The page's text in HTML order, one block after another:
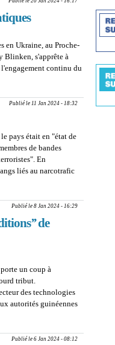
Fatoumata Doro, une
femme inspirante
en Ukraine, au Proche-
Blinken, s'apprête à
continu du
Publié le 11 Jan 2024 - 18:32
pays était en "état de
de bandes
En
liés au narcotrafic
Publié le 8 Jan 2024 - 16:29
de
un coup à
tribut.
des technologies
autorités guinéennes
Publié le 6 Jan 2024 - 08:12